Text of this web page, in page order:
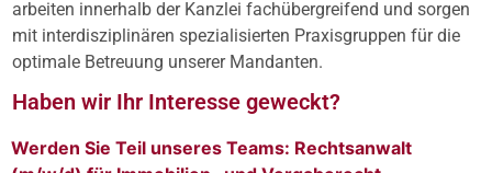
arbeiten innerhalb der Kanzlei fachübergreifend und sorgen
mit interdisziplinären spezialisierten Praxisgruppen für die
optimale Betreuung unserer Mandanten.
Haben wir Ihr Interesse geweckt?
Werden Sie Teil unseres Teams: Rechtsanwalt